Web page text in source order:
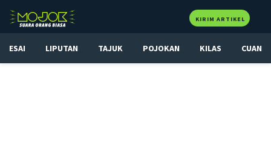
KIRIM ARTIKEL
ESAI LIPUTAN TAJUK POJOKAN KILAS CUAN